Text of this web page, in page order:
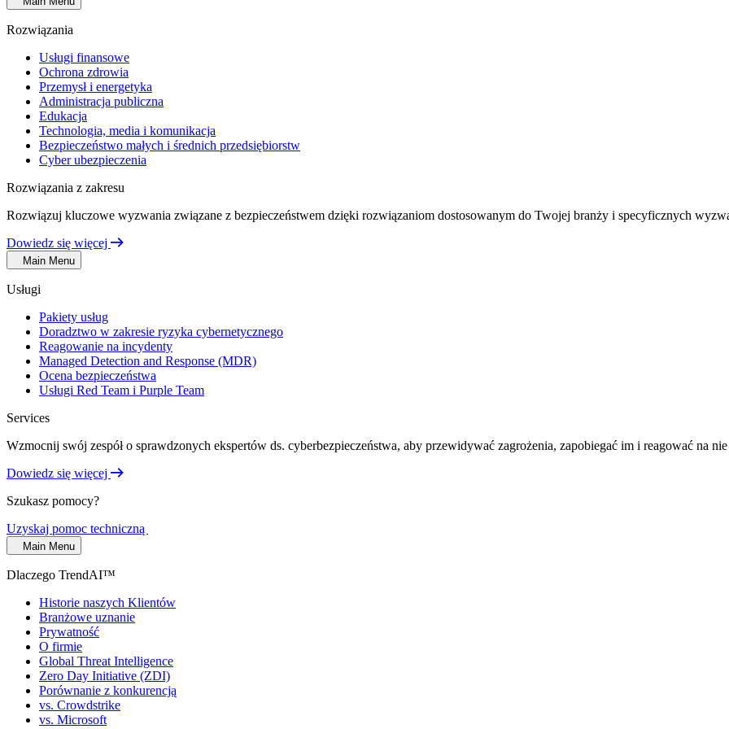
Rozwiązania
Usługi finansowe
Ochrona zdrowia
Przemysł i energetyka
Administracja publiczna
Edukacja
Technologia, media i komunikacja
Bezpieczeństwo małych i średnich przedsiębiorstw
Cyber ubezpieczenia
Rozwiązania z zakresu
Rozwiązuj kluczowe wyzwania związane z bezpieczeństwem dzięki rozwiązaniom dostosowanym do Twojej branży i specyficznych
Dowiedz się więcej
Main Menu
Usługi
Pakiety usług
Doradztwo w zakresie ryzyka cybernetycznego
Reagowanie na incydenty
Managed Detection and Response (MDR)
Ocena bezpieczeństwa
Usługi Red Team i Purple Team
Services
Wzmocnij swój zespół o sprawdzonych ekspertów ds. cyberbezpieczeństwa, aby przewidywać zagrożenia, zapobiegać im i reagować na nie
Dowiedz się więcej
Szukasz pomocy?
Uzyskaj pomoc techniczną
Main Menu
Dlaczego TrendAI™
Historie naszych Klientów
Branżowe uznanie
Prywatność
O firmie
Global Threat Intelligence
Zero Day Initiative (ZDI)
Porównanie z konkurencją
vs. Crowdstrike
vs. Microsoft